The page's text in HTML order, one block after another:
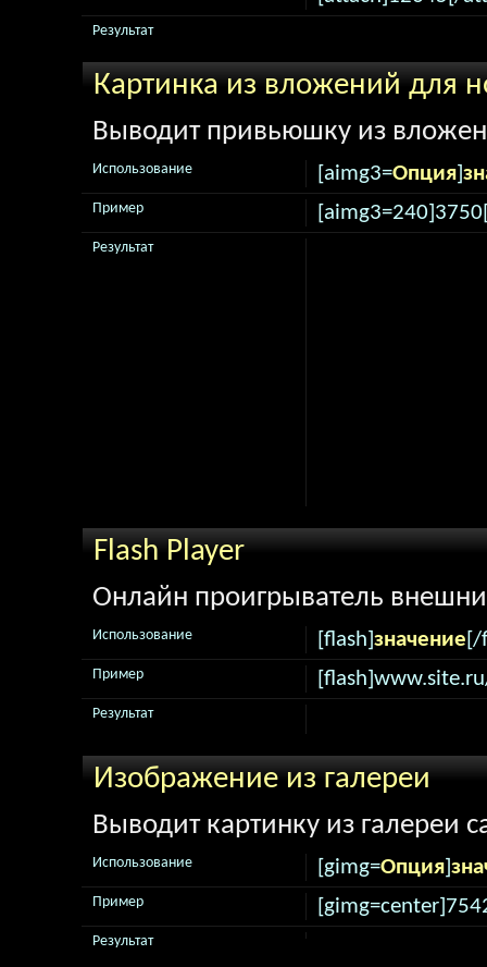
Результат
Картинка из вложений для
Выводит привьюшку из
[aimg3=Опция]
Использование
Пример
Результат
Flash Player
Онлайн проигрыватель
[flash]значение[/
Использование
Пример
Результат
Изображение из галереи
Выводит картинку из галереи
[gimg=Опция]
Использование
Пример
Результат